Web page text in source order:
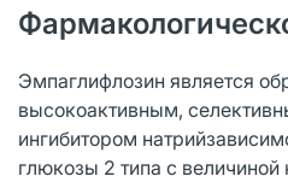
Эмпаглифлозин является
высокоактивным,
ингибитором
глюкозы 2 типа с величиной